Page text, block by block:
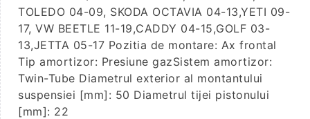
TOLEDO 04-09, SKODA OCTAVIA 04-13,YETI 09-
17, VW BEETLE 11-19,CADDY 04-15,GOLF 03-
13,JETTA 05-17 Pozitia de montare: Ax frontal
Tip amortizor: Presiune gazSistem amortizor:
Twin-Tube Diametrul exterior al montantului
suspensiei [mm]: 50 Diametrul tijei pistonului
[mm]: 22